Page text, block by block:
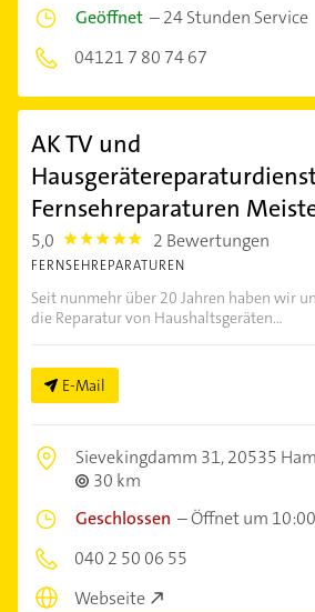
Geöffnet –24 Stunden Service
04121 7 80 74 67
AK TV und
Fernsehreparaturen
5,0 5.0 2 Bewertungen
FERNSEHREPARATUREN
Seit nunmehr über 20 Jahren haben wir
die Reparatur von Haushaltsgeräten...
E-Mail
Sievekingdamm 31,20535
30 km
Geschlossen –Öffnet um 10:00
040 2 50 06 55
Webseite